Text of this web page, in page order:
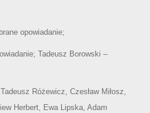
opowiadanie;
Tadeusz Borowski –
Różewicz, Czesław Miłosz,
Herbert, Ewa Lipska, Adam